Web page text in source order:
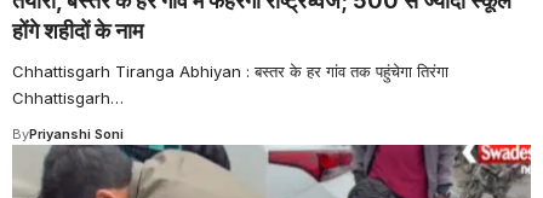
होंगे शहीदों के नाम
Chhattisgarh Tiranga Abhiyan : बस्तर के हर गांव तक पहुंचेगा तिरंगा
Chhattisgarh…
ByPriyanshi Soni